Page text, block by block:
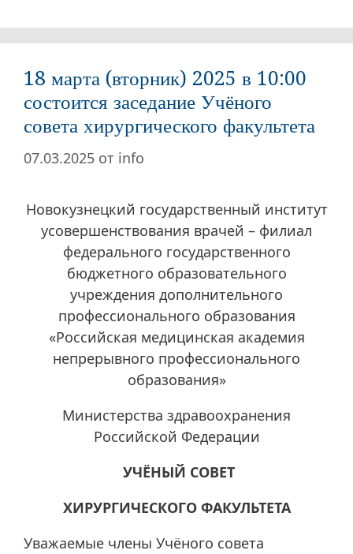
18 марта (вторник) 2025 в 10:00
состоится заседание Учёного
совета хирургического факультета
07.03.2025 от info
Новокузнецкий государственный институт
усовершенствования врачей – филиал
федерального государственного
бюджетного образовательного
учреждения дополнительного
профессионального образования
«Российская медицинская академия
непрерывного профессионального
образования»
Министерства здравоохранения
Российской Федерации
УЧЁНЫЙ СОВЕТ
ХИРУРГИЧЕСКОГО ФАКУЛЬТЕТА
Уважаемые члены Учёного совета